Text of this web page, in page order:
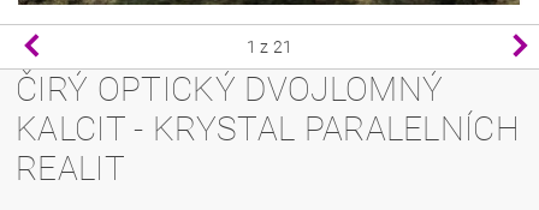
1 z 21
ČIRÝ OPTICKÝ DVOJLOMNÝ
KALCIT - KRYSTAL PARALELNÍCH
REALIT